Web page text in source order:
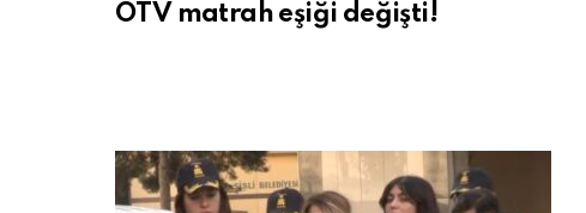
ÖTV matrah eşiği değişti!